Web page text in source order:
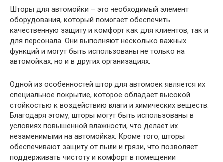
Шторы для автомойки – это необходимый элемент
оборудования, который помогает обеспечить
качественную защиту и комфорт как для клиентов, так и
для персонала. Они выполняют несколько важных
функций и могут быть использованы не только на
автомойках, но и в других организациях.
Одной из особенностей штор для автомоек является их
специальное покрытие, которое обладает высокой
стойкостью к воздействию влаги и химических веществ.
Благодаря этому, шторы могут быть использованы в
условиях повышенной влажности, что делает их
незаменимыми на автомойках. Кроме того, шторы
обеспечивают защиту от пыли и грязи, что позволяет
поддерживать чистоту и комфорт в помещении